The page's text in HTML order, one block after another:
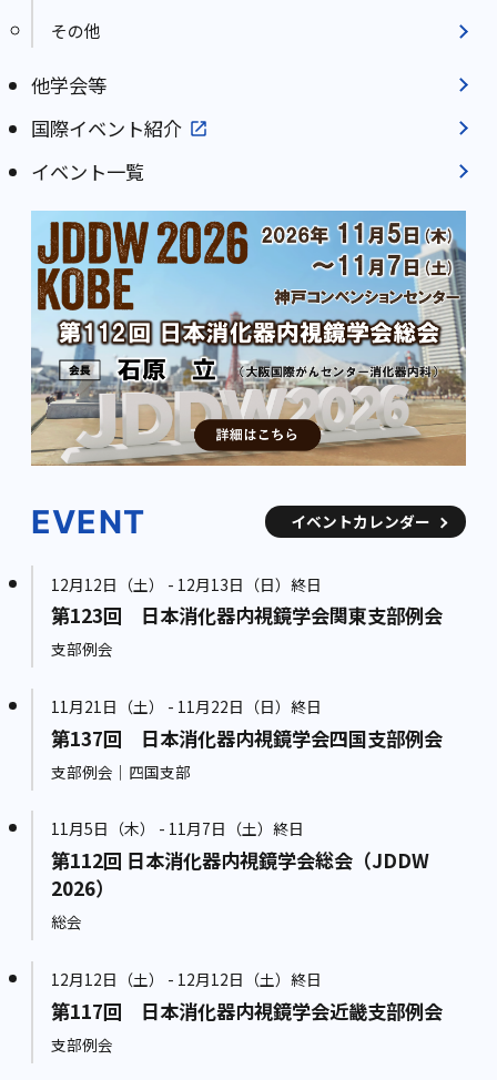
その他
他学会等
国際イベント紹介
イベント一覧
EVENT イベントカレンダー
12月12日（土） - 12月13日（日）終日
第123回 日本消化器内視鏡学会関東支部例会
支部例会
11月21日（土） - 11月22日（日）終日
第137回 日本消化器内視鏡学会四国支部例会
支部例会｜四国支部
11月5日（木） - 11月7日（土）終日
第112回 日本消化器内視鏡学会総会（JDDW
2026）
総会
12月12日（土） - 12月12日（土）終日
第117回 日本消化器内視鏡学会近畿支部例会
支部例会